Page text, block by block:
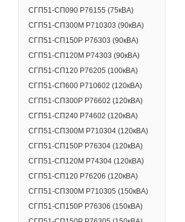
СГП51-СП090 Р76155 (75кВА)
СГП51-СП300М Р710303 (90кВА)
СГП51-СП150Р Р76303 (90кВА)
СГП51-СП120M Р74303 (90кВА)
СГП51-СП120 Р76205 (100кВА)
СГП51-СП600 Р710602 (120кВА)
СГП51-СП300Р Р76602 (120кВА)
СГП51-СП240 Р74602 (120кВА)
СГП51-СП300М Р710304 (120кВА)
СГП51-СП150Р Р76304 (120кВА)
СГП51-СП120M Р74304 (120кВА)
СГП51-СП120 Р76206 (120кВА)
СГП51-СП300М Р710305 (150кВА)
СГП51-СП150Р Р76306 (150кВА)